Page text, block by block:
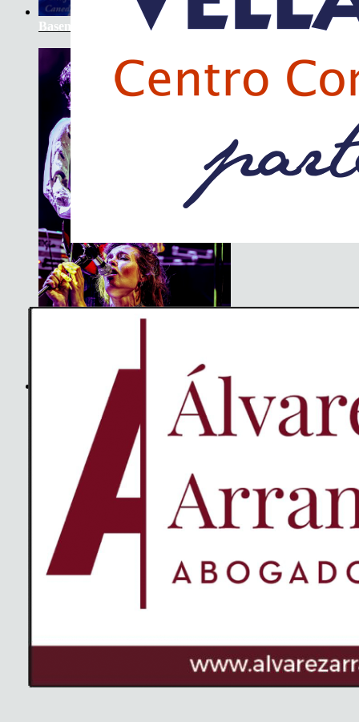
Basement Saints
The Soundtrack Of Our Lives +